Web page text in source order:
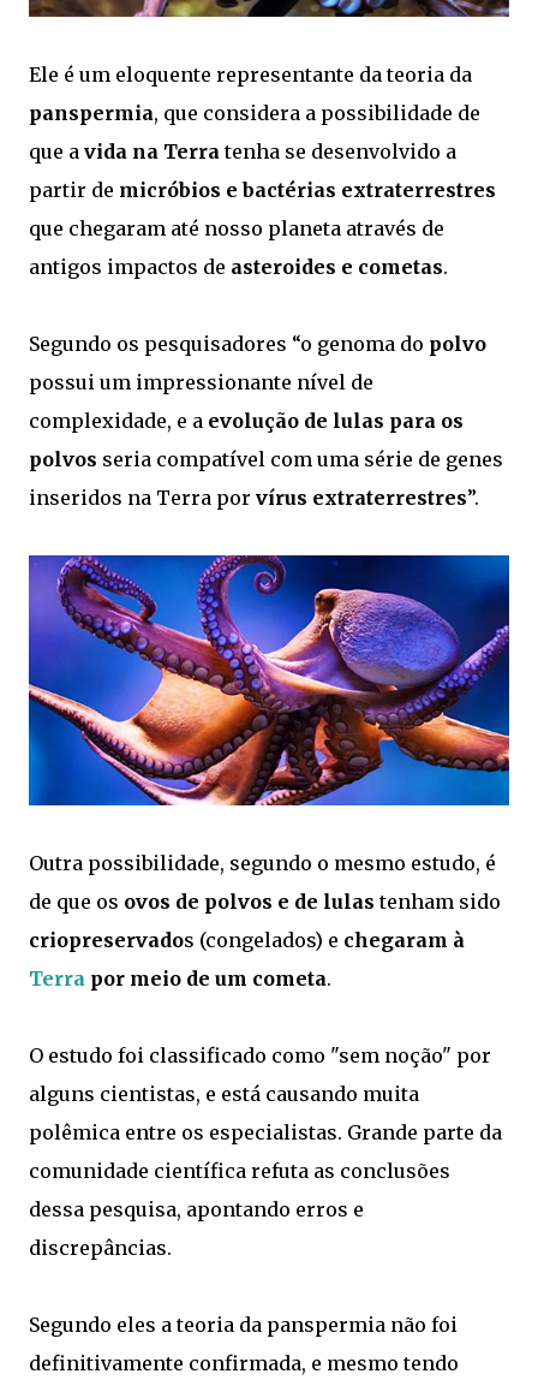
Ele é um eloquente representante da teoria da
panspermia, que considera a possibilidade de
que a vida na Terratenha se desenvolvido a
partir de micróbios e bactérias extraterrestres
que chegaram até nosso planeta através de
antigos impactos de asteroides e cometas.
Segundo os pesquisadores “o genoma do polvo
possui um impressionante nível de
complexidade, e a evolução de lulas para os
polvos seria compatível com uma série de genes
inseridos na Terra por vírus extraterrestres”.
Outra possibilidade, segundo o mesmo estudo, é
de que os ovos de polvos e de lulas tenham sido
criopreservados (congelados) e chegaram à
Terra por meio de um cometa.
O estudo foi classificado como "sem noção" por
alguns cientistas, e está causando muita
polêmica entre os especialistas. Grande parte da
comunidade científica refuta as conclusões
dessa pesquisa, apontando erros e
discrepâncias.
Segundo eles a teoria da panspermia não foi
definitivamente confirmada, e mesmo tendo